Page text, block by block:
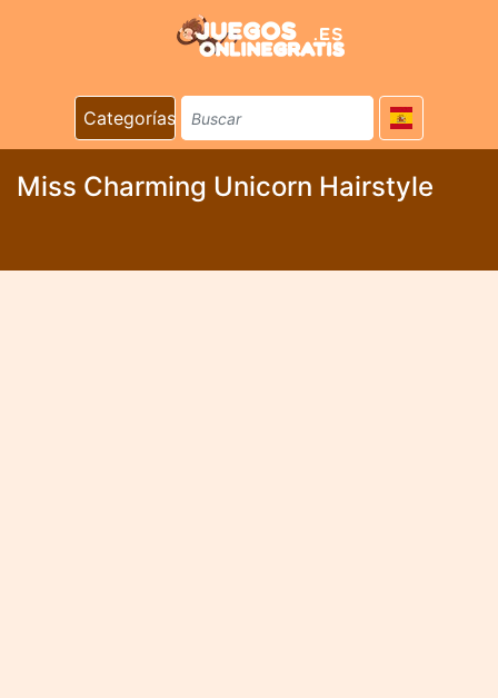
Categorías
Miss Charming Unicorn Hairstyle